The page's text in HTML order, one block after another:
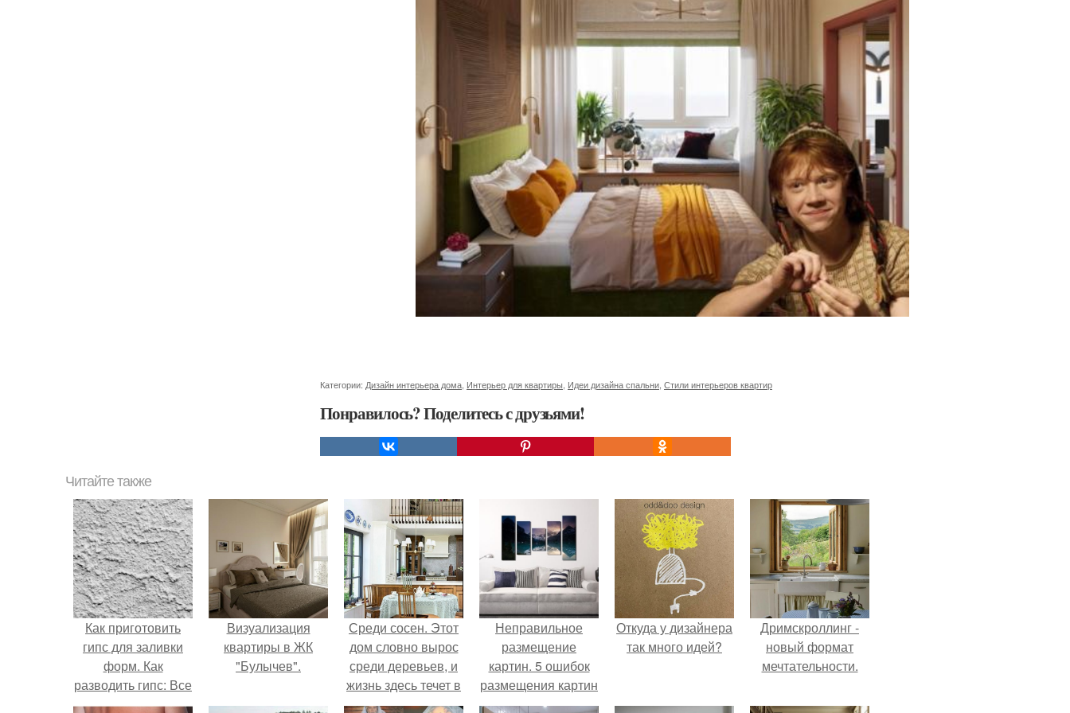
Категории: Дизайн интерьера дома, Интерьер для квартиры, Идеи дизайна спальни, Стили интерьеров квартир
Понравилось? Поделитесь с друзьями!
Читайте также
Как приготовить
гипс для заливки
форм. Как
разводить гипс: Все
о приготовлении
Визуализация
квартиры в ЖК
"Булычев".
Среди сосен. Этот
дом словно вырос
среди деревьев, и
жизнь здесь течет в
собственном ритме
Неправильное
размещение
картин. 5 ошибок
размещения картин
на стенах
Откуда у дизайнера
так много идей?
Дримскроллинг -
новый формат
мечтательности.